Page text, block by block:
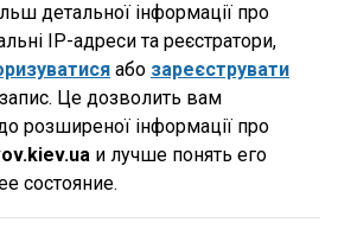
детальної інформації про
IP-адреси та реєстратори,
або зареєструвати
Це дозволить вам
розширеної інформації про
и лучше понять его
состояние.